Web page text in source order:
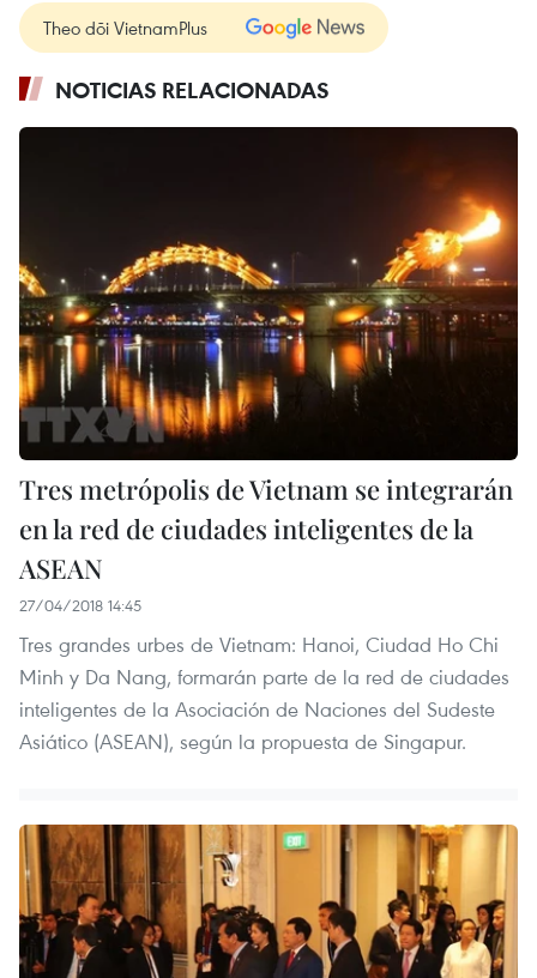
Theo dõi VietnamPlus
NOTICIAS RELACIONADAS
Tres metrópolis de Vietnam se integrarán
en la red de ciudades inteligentes de la
ASEAN
27/04/2018 14:45
Tres grandes urbes de Vietnam: Hanoi, Ciudad Ho Chi
Minh y Da Nang, formarán parte de la red de ciudades
inteligentes de la Asociación de Naciones del Sudeste
Asiático (ASEAN), según la propuesta de Singapur.